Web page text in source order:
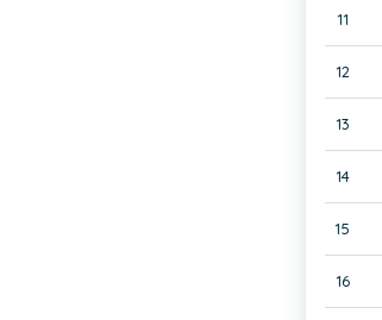
11
12
13
14
15
16